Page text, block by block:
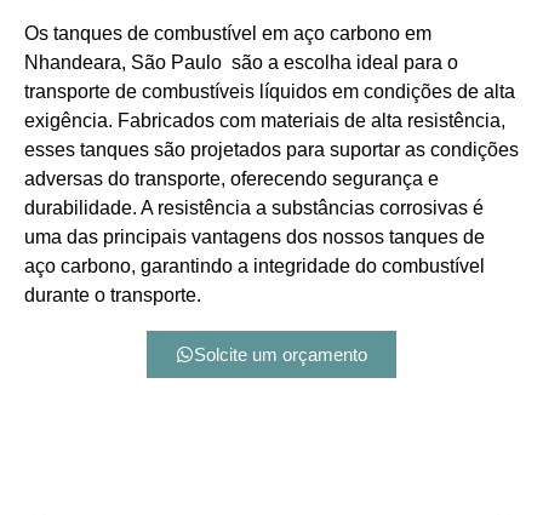
Os tanques de combustível em aço carbono em
Nhandeara, São Paulo são a escolha ideal para o
transporte de combustíveis líquidos em condições de alta
exigência. Fabricados com materiais de alta resistência,
esses tanques são projetados para suportar as condições
adversas do transporte, oferecendo segurança e
durabilidade. A resistência a substâncias corrosivas é
uma das principais vantagens dos nossos tanques de
aço carbono, garantindo a integridade do combustível
durante o transporte.
Solcite um orçamento